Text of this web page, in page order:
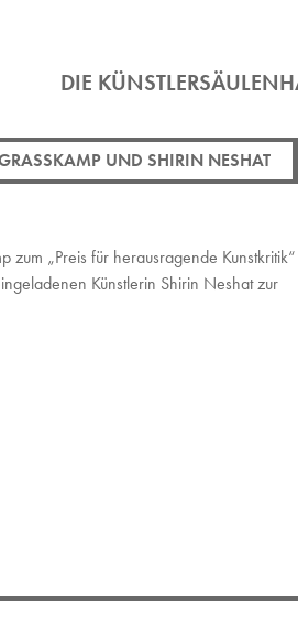
DIE
UND SHIRIN NESHAT
„Preis für herausragende Kunstkritik“
Künstlerin Shirin Neshat zur